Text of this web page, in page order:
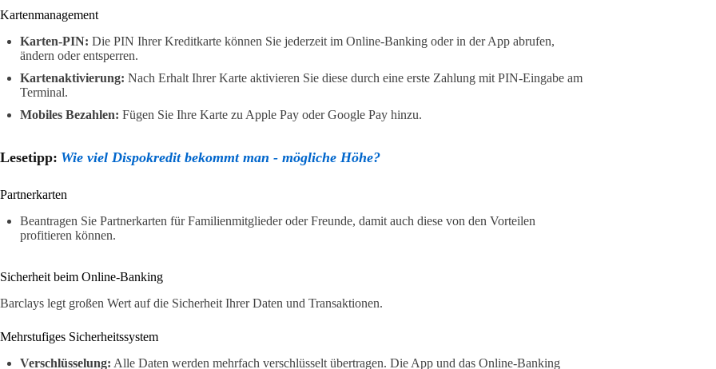
Kartenmanagement
Karten-PIN: Die PIN Ihrer Kreditkarte können Sie jederzeit im Online-Banking oder in der App abrufen,
ändern oder entsperren.
Kartenaktivierung: Nach Erhalt Ihrer Karte aktivieren Sie diese durch eine erste Zahlung mit PIN-Eingabe am
Terminal.
Mobiles Bezahlen: Fügen Sie Ihre Karte zu Apple Pay oder Google Pay hinzu.
Lesetipp: Wie viel Dispokredit bekommt man - mögliche Höhe?
Partnerkarten
Beantragen Sie Partnerkarten für Familienmitglieder oder Freunde, damit auch diese von den Vorteilen
profitieren können.
Sicherheit beim Online-Banking
Barclays legt großen Wert auf die Sicherheit Ihrer Daten und Transaktionen.
Mehrstufiges Sicherheitssystem
Verschlüsselung: Alle Daten werden mehrfach verschlüsselt übertragen. Die App und das Online-Banking